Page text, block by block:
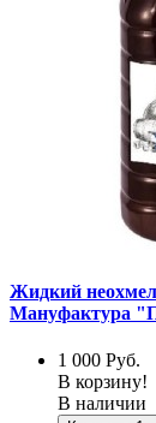
Жидкий
Мануфактура
1 000 Руб.
В корзину!
В наличии